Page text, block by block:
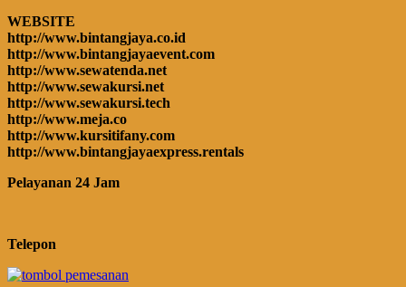
WEBSITE
http://www.bintangjaya.co.id
http://www.bintangjayaevent.com
http://www.sewatenda.net
http://www.sewakursi.net
http://www.sewakursi.tech
http://www.meja.co
http://www.kursitifany.com
http://www.bintangjayaexpress.rentals
Pelayanan 24 Jam
Telepon